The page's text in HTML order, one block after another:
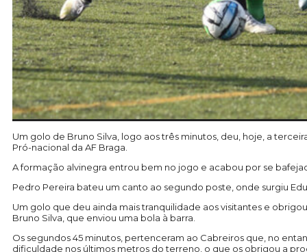
Um golo de Bruno Silva, logo aos três minutos, deu, hoje, a
Pró-nacional da AF Braga.
A formação alvinegra entrou bem no jogo e acabou por se
Pedro Pereira bateu um canto ao segundo poste, onde surgiu
Um golo que deu ainda mais tranquilidade aos visitantes e
Bruno Silva, que enviou uma bola à barra.
Os segundos 45 minutos, pertenceram ao Cabreiros que, no
dificuldade nos últimos metros do terreno, o que os obrigou a